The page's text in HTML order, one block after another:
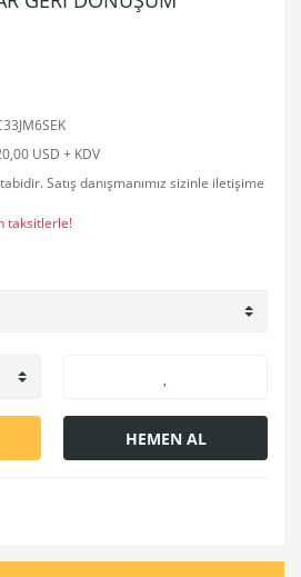
USD + KDV
Satış danışmanımız sizinle iletişime
taksitlerle!
HEMEN AL